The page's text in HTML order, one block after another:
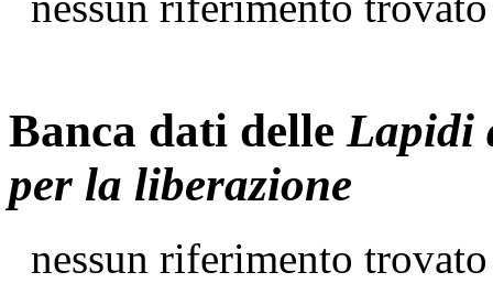
Banca dati delle Lapidi
per la liberazione
nessun riferimento trovato